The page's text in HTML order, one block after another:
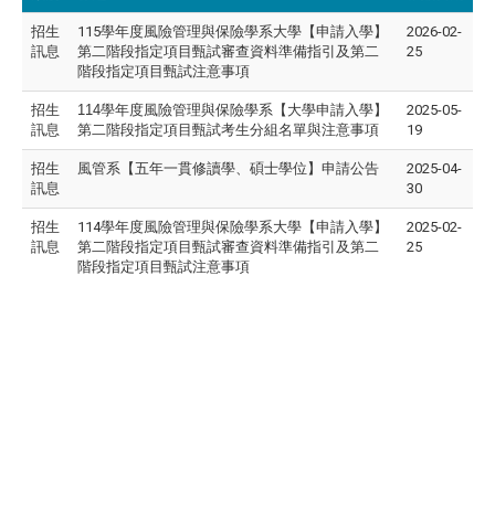
招生
訊息
115學年度風險管理與保險學系大學【申請入學】
第二階段指定項目甄試審查資料準備指引及第二
階段指定項目甄試注意事項
2026-02-
25
招生
訊息
114學年度風險管理與保險學系【大學申請入學】
第二階段指定項目甄試考生分組名單與注意事項
2025-05-
19
招生
訊息
風管系【五年一貫修讀學、碩士學位】申請公告
2025-04-
30
招生
訊息
114學年度風險管理與保險學系大學【申請入學】
第二階段指定項目甄試審查資料準備指引及第二
階段指定項目甄試注意事項
2025-02-
25